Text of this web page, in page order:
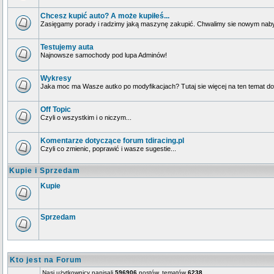
Chcesz kupić auto? A może kupiłeś...
Zasięgamy porady i radzimy jaką maszynę zakupić. Chwalimy sie nowym
Testujemy auta
Najnowsze samochody pod lupa Adminów!
Wykresy
Jaka moc ma Wasze autko po modyfikacjach? Tutaj sie więcej na ten temat
Off Topic
Czyli o wszystkim i o niczym...
Komentarze dotyczące forum tdiracing.pl
Czyli co zmienic, poprawić i wasze sugestie...
Kupie i Sprzedam
Kupie
Sprzedam
Kto jest na Forum
Nasi użytkownicy napisali 596906 postów, tematów6238